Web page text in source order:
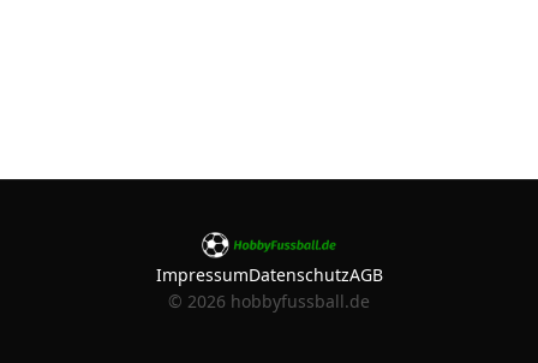
ImpressumDatenschutzAGB
© 2026 hobbyfussball.de